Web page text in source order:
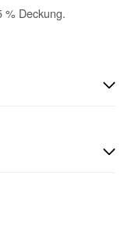
% Deckung.